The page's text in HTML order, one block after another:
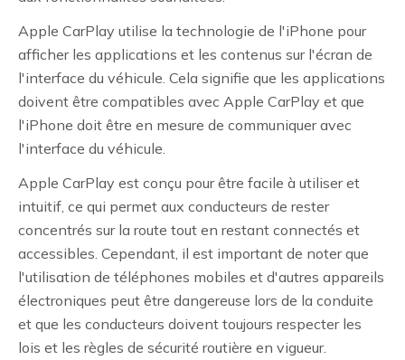
Apple CarPlay utilise la technologie de l'iPhone pour
afficher les applications et les contenus sur l'écran de
l'interface du véhicule. Cela signifie que les applications
doivent être compatibles avec Apple CarPlay et que
l'iPhone doit être en mesure de communiquer avec
l'interface du véhicule.
Apple CarPlay est conçu pour être facile à utiliser et
intuitif, ce qui permet aux conducteurs de rester
concentrés sur la route tout en restant connectés et
accessibles. Cependant, il est important de noter que
l'utilisation de téléphones mobiles et d'autres appareils
électroniques peut être dangereuse lors de la conduite
et que les conducteurs doivent toujours respecter les
lois et les règles de sécurité routière en vigueur.